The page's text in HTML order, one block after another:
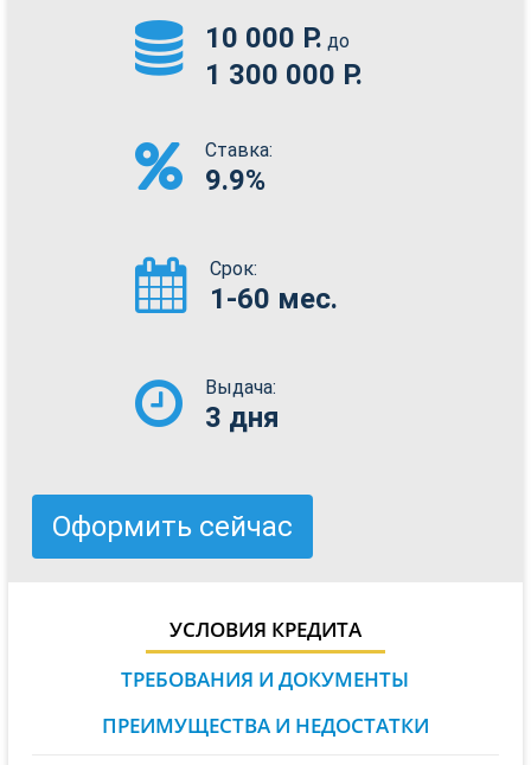
10 000 Р. до
1 300 000 Р.
Ставка:
9.9%
Срок:
1-60 мес.
Выдача:
3 дня
Оформить сейчас
УСЛОВИЯ КРЕДИТА
ТРЕБОВАНИЯ И ДОКУМЕНТЫ
ПРЕИМУЩЕСТВА И НЕДОСТАТКИ